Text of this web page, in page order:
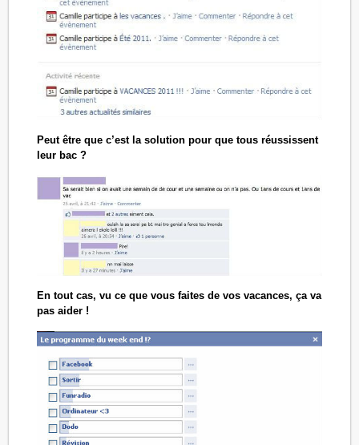
Peut être que c’est la solution pour que tous réussissent
leur bac ?
En tout cas, vu ce que vous faites de vos vacances, ça va
pas aider !